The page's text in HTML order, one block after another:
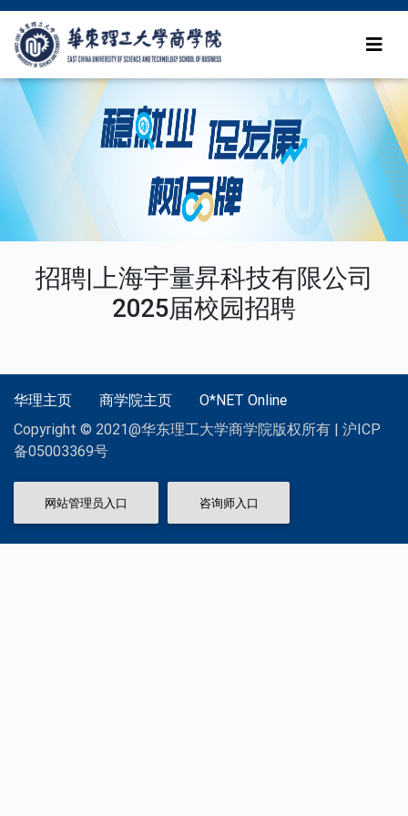
招聘|上海宇量昇科技有限公司
2025届校园招聘
华理主页 商学院主页
O*NET Online
Copyright © 2021@华东理工大学商学院版权所有 | 沪ICP
备05003369号
网站管理员入口 咨询师入口